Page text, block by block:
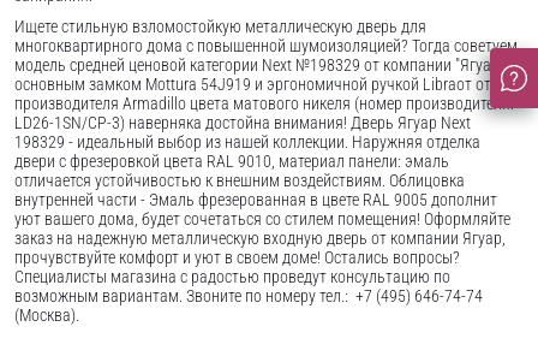
Ищете стильную взломостойкую металлическую дверь для
многоквартирного дома с повышенной шумоизоляцией? Тогда советуем
модель средней ценовой категории Next №198329 от компании "Ягуар" с
основным замком Mottura 54J919 и эргономичной ручкой Libraот от
производителя Armadillo цвета матового никеля (номер производителя:
LD26-1SN/CP-3) наверняка достойна внимания! Дверь Ягуар Next
198329 - идеальный выбор из нашей коллекции. Наружняя отделка
двери с фрезеровкой цвета RAL 9010, материал панели: эмаль
отличается устойчивостью к внешним воздействиям. Облицовка
внутренней части - Эмаль фрезерованная в цвете RAL 9005 дополнит
уют вашего дома, будет сочетаться со стилем помещения! Оформляйте
заказ на надежную металлическую входную дверь от компании Ягуар,
прочувствуйте комфорт и уют в своем доме! Остались вопросы?
Специалисты магазина с радостью проведут консультацию по
возможным вариантам. Звоните по номеру тел.: +7 (495) 646-74-74
(Москва).